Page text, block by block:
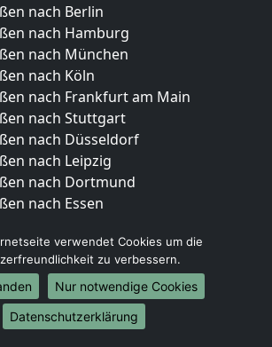
nach Berlin
nach Hamburg
nach München
nach Köln
nach Frankfurt am Main
nach Stuttgart
nach Düsseldorf
nach Leipzig
nach Dortmund
nach Essen
nach Dresden
nach Hannover
nach Nürnberg
nach Duisburg
nach Bochum
verwendet Cookies um die
zu verbessern.
Nur notwendige Cookies
Datenschutzerklärung